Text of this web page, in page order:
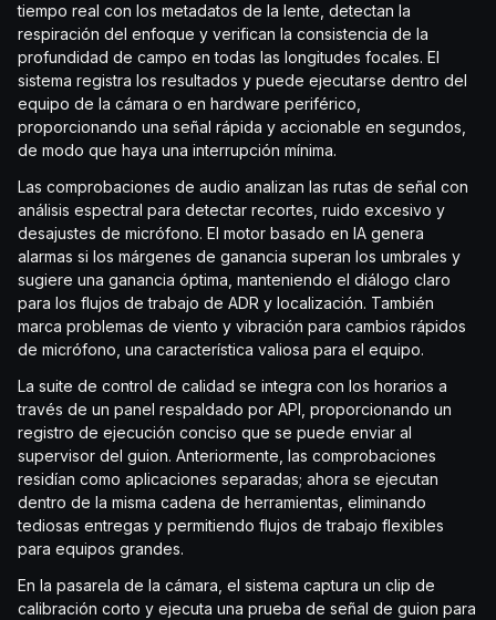
tiempo real con los metadatos de la lente, detectan la
respiración del enfoque y verifican la consistencia de la
profundidad de campo en todas las longitudes focales. El
sistema registra los resultados y puede ejecutarse dentro del
equipo de la cámara o en hardware periférico,
proporcionando una señal rápida y accionable en segundos,
de modo que haya una interrupción mínima.
Las comprobaciones de audio analizan las rutas de señal con
análisis espectral para detectar recortes, ruido excesivo y
desajustes de micrófono. El motor basado en IA genera
alarmas si los márgenes de ganancia superan los umbrales y
sugiere una ganancia óptima, manteniendo el diálogo claro
para los flujos de trabajo de ADR y localización. También
marca problemas de viento y vibración para cambios rápidos
de micrófono, una característica valiosa para el equipo.
La suite de control de calidad se integra con los horarios a
través de un panel respaldado por API, proporcionando un
registro de ejecución conciso que se puede enviar al
supervisor del guion. Anteriormente, las comprobaciones
residían como aplicaciones separadas; ahora se ejecutan
dentro de la misma cadena de herramientas, eliminando
tediosas entregas y permitiendo flujos de trabajo flexibles
para equipos grandes.
En la pasarela de la cámara, el sistema captura un clip de
calibración corto y ejecuta una prueba de señal de guion para